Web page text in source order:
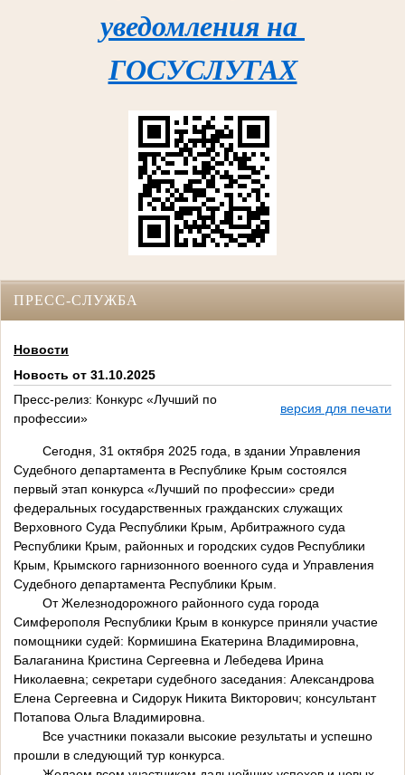
уведомления на
ГОСУСЛУГАХ
ПРЕСС-СЛУЖБА
Новости
Новость от 31.10.2025
Пресс-релиз: Конкурс «Лучший по
профессии»
версия для печати
Сегодня, 31 октября 2025 года, в здании Управления
Судебного департамента в Республике Крым состоялся
первый этап конкурса «Лучший по профессии» среди
федеральных государственных гражданских служащих
Верховного Суда Республики Крым, Арбитражного суда
Республики Крым, районных и городских судов Республики
Крым, Крымского гарнизонного военного суда и Управления
Судебного департамента Республики Крым.
От Железнодорожного районного суда города
Симферополя Республики Крым в конкурсе приняли участие
помощники судей: Кормишина Екатерина Владимировна,
Балаганина Кристина Сергеевна и Лебедева Ирина
Николаевна; секретари судебного заседания: Александрова
Елена Сергеевна и Сидорук Никита Викторович; консультант
Потапова Ольга Владимировна.
Все участники показали высокие результаты и успешно
прошли в следующий тур конкурса.